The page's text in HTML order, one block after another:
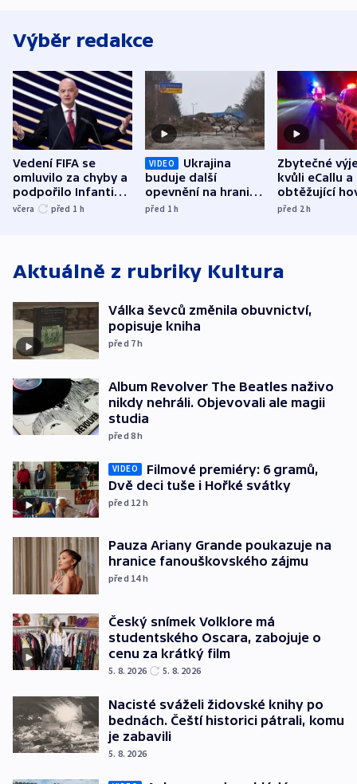
Výběr redakce
Vedení FIFA se
omluvilo za chyby a
podpořilo Infantina.
UEFA trvá na
včera před 1 h
VIDEO
Ukrajina
buduje další
opevnění na hranici
s Běloruskem
před 1h
Zbytečné
kvůli eCallu a
obtěžující
zdržují
před 2h
Aktuálně z rubriky Kultura
Válka ševců změnila obuvnictví,
popisuje kniha
před 7h
Album Revolver The Beatles naživo
nikdy nehráli. Objevovali ale magii
studia
před 8h
VIDEO
Filmové premiéry: 6 gramů,
Dvě deci tuše i Hořké svátky
před 12 h
Pauza Ariany Grande poukazuje na
hranice fanouškovského zájmu
před 14h
Český snímek Volklore má
studentského Oscara, zabojuje o
cenu za krátký film
5. 8. 2026 5. 8. 2026
Nacisté sváželi židovské knihy po
bednách. Čeští historici pátrali, komu
je zabavili
5. 8. 2026